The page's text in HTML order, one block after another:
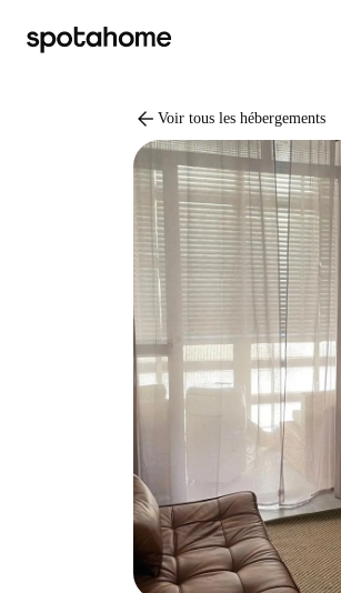
arrow_back Voir tous les hébergements